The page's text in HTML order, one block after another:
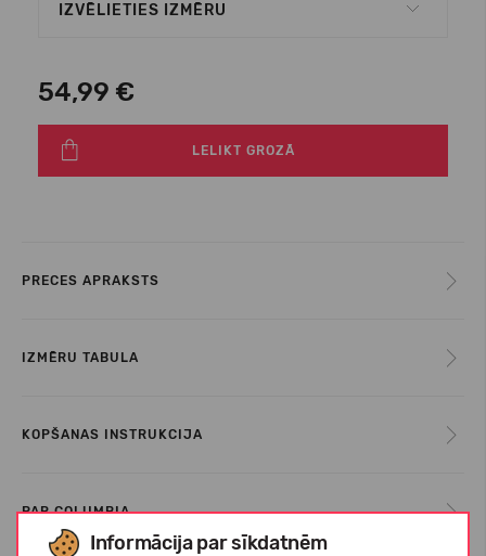
Informācija par sīkdatnēm
IZVĒLIETIES IZMĒRU
54,99 €
LELIKT GROZĀ
PRECES APRAKSTS
IZMĒRU TABULA
KOPŠANAS INSTRUKCIJA
PAR COLUMBIA